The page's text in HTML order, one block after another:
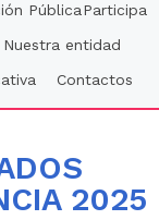
PúblicaParticipa
Nuestra entidad
Contactos
2025